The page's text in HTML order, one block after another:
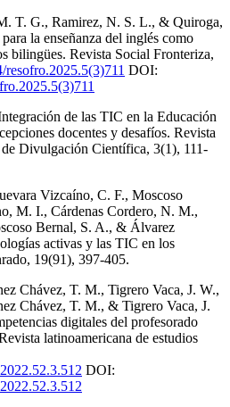
T. G., Ramirez, N. S. L., & Quiroga,
la enseñanza del inglés como
bilingües. Revista Social Fronteriza,
DOI:
de las TIC en la Educación
docentes y desafíos. Revista
Divulgación Científica, 3(1), 111-
Vizcaíno, C. F., Moscoso
M. I., Cárdenas Cordero, N. M.,
Bernal, S. A., & Álvarez
activas y las TIC en los
19(91), 397-405.
Chávez, T. M., Tigrero Vaca, J. W.,
Chávez, T. M., & Tigrero Vaca, J.
digitales del profesorado
latinoamericana de estudios
DOI: